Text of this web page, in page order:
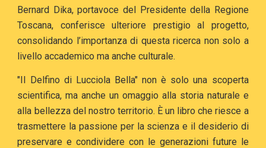
Bernard Dika, portavoce del Presidente della Regione
Toscana, conferisce ulteriore prestigio al progetto,
consolidando l’importanza di questa ricerca non solo a
livello accademico ma anche culturale.
"Il Delfino di Lucciola Bella" non è solo una scoperta
scientifica, ma anche un omaggio alla storia naturale e
alla bellezza del nostro territorio. È un libro che riesce a
trasmettere la passione per la scienza e il desiderio di
preservare e condividere con le generazioni future le